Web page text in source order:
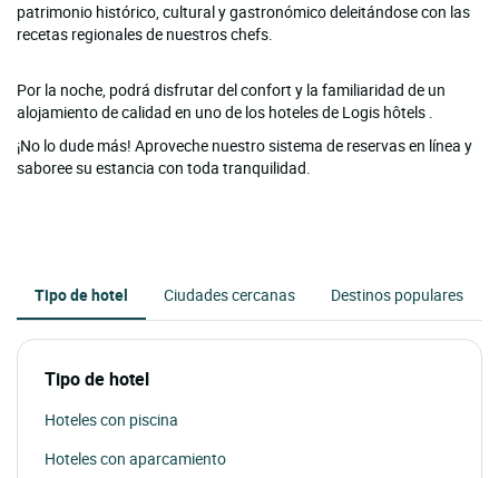
patrimonio histórico, cultural y gastronómico deleitándose con las
recetas regionales de nuestros chefs.
Por la noche, podrá disfrutar del confort y la familiaridad de un
alojamiento de calidad en uno de los hoteles de Logis hôtels .
¡No lo dude más! Aproveche nuestro sistema de reservas en línea y
saboree su estancia con toda tranquilidad.
Tipo de hotel Ciudades cercanas Destinos populares
Tipo de hotel
Hoteles con piscina
Hoteles con aparcamiento